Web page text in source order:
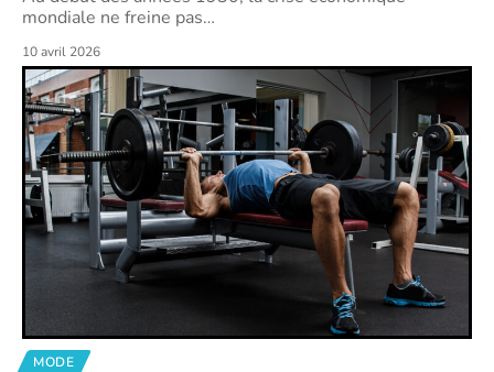
mondiale ne freine pas…
10 avril 2026
MODE